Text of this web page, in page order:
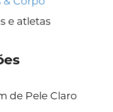
e atletas
de Pele Claro